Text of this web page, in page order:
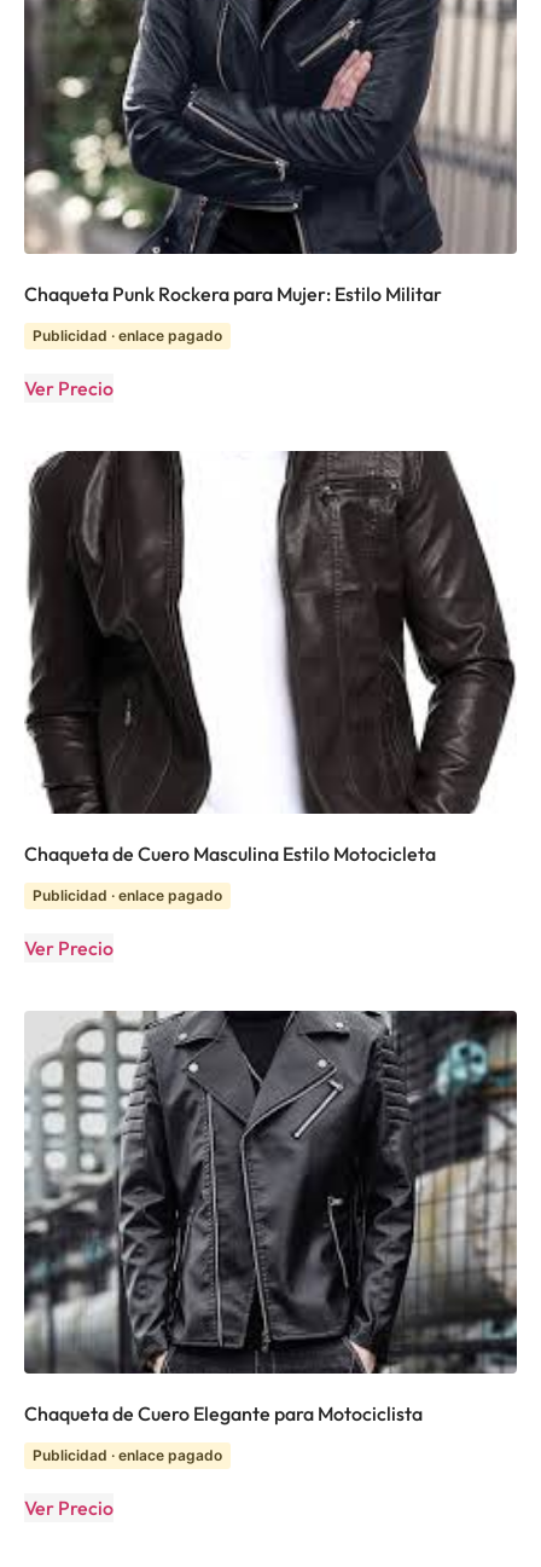
Chaqueta Punk Rockera para Mujer: Estilo Militar
Publicidad · enlace pagado
Ver Precio
Chaqueta de Cuero Masculina Estilo Motocicleta
Publicidad · enlace pagado
Ver Precio
Chaqueta de Cuero Elegante para Motociclista
Publicidad · enlace pagado
Ver Precio